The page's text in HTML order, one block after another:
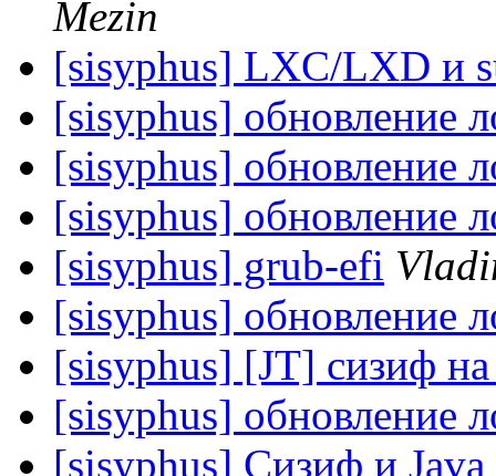
Mezin
[sisyphus] LXC/LXD и
[sisyphus] обновление
[sisyphus] обновление
[sisyphus] обновление
[sisyphus] grub-efi
[sisyphus] обновление
[sisyphus] [JT] сизиф на
[sisyphus] обновление
[sisyphus] Сизиф и Java